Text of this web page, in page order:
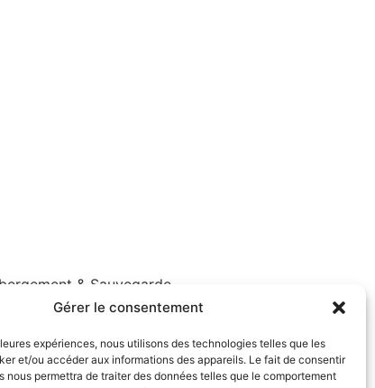
Gérer le consentement
expériences, nous utilisons des technologies telles que les
et/ou accéder aux informations des appareils. Le fait de consentir
nous permettra de traiter des données telles que le comportement
& Sauvegarde
& Sécurité
& Antivirus